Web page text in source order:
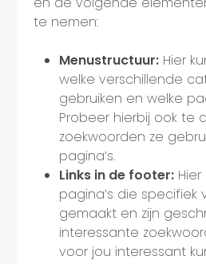
te nemen:
Menustructuur: Hier
welke verschillende
gebruiken en welke
Probeer hierbij ook te
zoekwoorden ze
pagina’s.
Links in de footer:
pagina’s die specifiek
gemaakt en zijn
interessante
voor jou interessant